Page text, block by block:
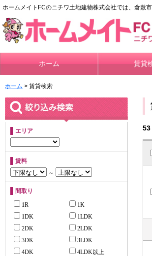
ホームメイトFCのニチワ土地建物株式会社では、倉敷
ホーム 賃貸
ホーム > 賃貸検索
エリア
賃料
～
間取り
1R
1K
1DK
1LDK
2DK
2LDK
3DK
3LDK
4DK
4LDK以上
53